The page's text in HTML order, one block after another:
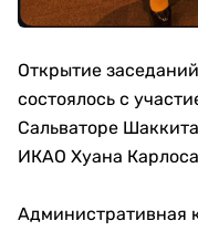
Открытие
состоялось с
Сальваторе
ИКАО Хуана
Административная